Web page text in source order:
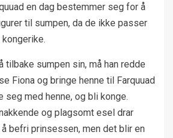
en dag bestemmer seg for å
til sumpen, da de ikke passer
tilbake sumpen sin, må han redde
Fiona og bringe henne til Farquuad
seg med henne, og bli konge.
og plagsomt esel drar
befri prinsessen, men det blir en